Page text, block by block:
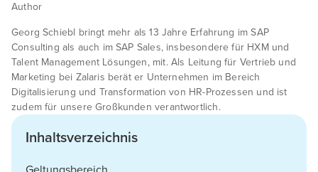
Author
Georg Schiebl bringt mehr als 13 Jahre Erfahrung im SAP
Consulting als auch im SAP Sales, insbesondere für HXM und
Talent Management Lösungen, mit. Als Leitung für Vertrieb und
Marketing bei Zalaris berät er Unternehmen im Bereich
Digitalisierung und Transformation von HR-Prozessen und ist
zudem für unsere Großkunden verantwortlich.
Inhaltsverzeichnis